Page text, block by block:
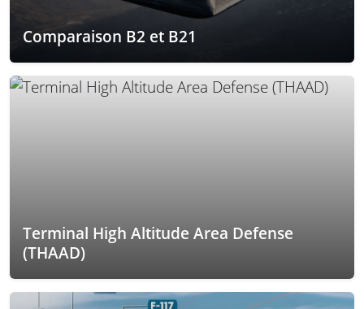
Comparaison B2 et B21
Terminal High Altitude Area Defense
(THAAD)